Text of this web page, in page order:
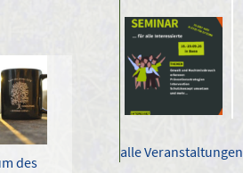
des
alle Veranstaltungen